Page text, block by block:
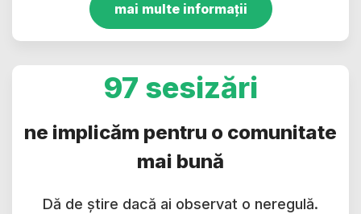
mai multe informații
97 sesizări
ne implicăm pentru o comunitate
mai bună
Dă de știre dacă ai observat o neregulă.